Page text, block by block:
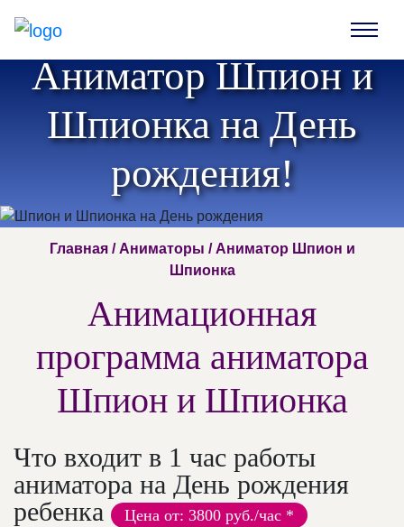
Аниматор Шпион и
Шпионка на День
рождения!
Главная/Аниматоры / Аниматор Шпион и
Шпионка
Анимационная
программа аниматора
Шпион и Шпионка
Что входит в 1 час работы
аниматора на День рождения
ребенка
Цена от: 3800 руб./час *